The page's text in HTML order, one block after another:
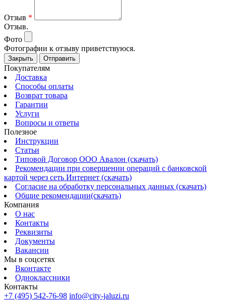
Отзыв *
Отзыв.
Фото
Фотографии к отзыву приветствуюся.
Закрыть Отправить
Покупателям
Доставка
Способы оплаты
Возврат товара
Гарантии
Услуги
Вопросы и ответы
Полезное
Инструкции
Статьи
Типовой Договор ООО Авалон (скачать)
Рекомендации при совершении операций с банковской
картой через сеть Интернет (скачать)
Согласие на обработку персональных данных (скачать)
Общие рекомендации(скачать)
Компания
О нас
Контакты
Реквизиты
Документы
Вакансии
Мы в соцсетях
Вконтакте
Одноклассники
Контакты
+7 (495) 542-76-98 info@city-jaluzi.ru